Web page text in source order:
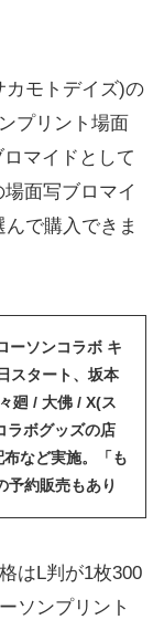
モトデイズ)の
プリント場面
マイドとして
面写ブロマイ
で購入できま
ーソンコラボ キ
スタート、坂本
廻 / 大佛 / X(ス
ラボグッズの店
など実施。「も
予約販売もあり
はL判が1枚300
ソンプリント